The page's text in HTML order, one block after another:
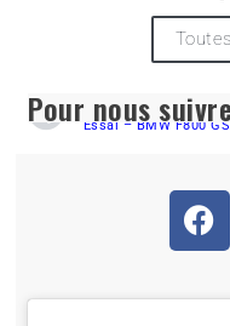
PRÉCÉDENT
Pour nous suivre